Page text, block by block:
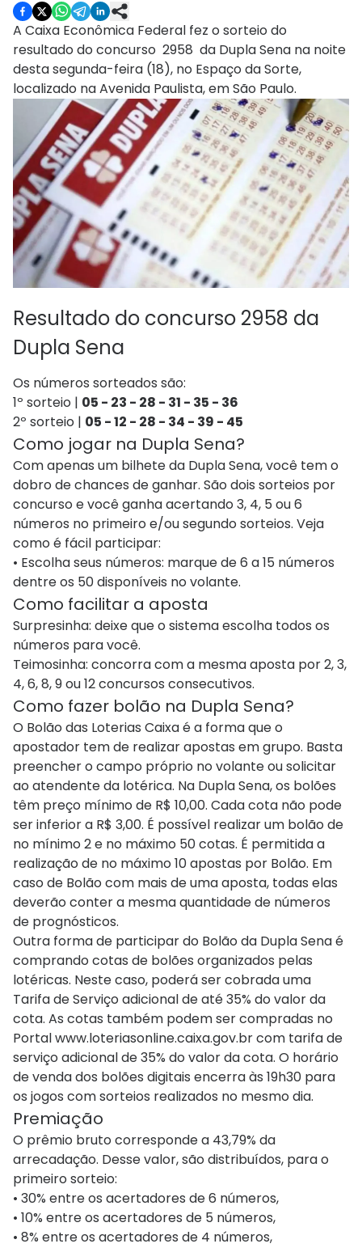
A Caixa Econômica Federal fez o sorteio do
resultado do concurso 2958 da Dupla Sena na noite
desta segunda-feira (18), no Espaço da Sorte,
localizado na Avenida Paulista, em São Paulo.
Resultado do concurso 2958 da
Dupla Sena
Os números sorteados são:
1º sorteio | 05 - 23 - 28 - 31 - 35 - 36
2º sorteio | 05 - 12 - 28 - 34 - 39 - 45
Como jogar na Dupla Sena?
Com apenas um bilhete da Dupla Sena, você tem o
dobro de chances de ganhar. São dois sorteios por
concurso e você ganha acertando 3, 4, 5 ou 6
números no primeiro e/ou segundo sorteios. Veja
como é fácil participar:
• Escolha seus números: marque de 6 a 15 números
dentre os 50 disponíveis no volante.
Como facilitar a aposta
Surpresinha: deixe que o sistema escolha todos os
números para você.
Teimosinha: concorra com a mesma aposta por 2, 3,
4, 6, 8, 9 ou 12 concursos consecutivos.
Como fazer bolão na Dupla Sena?
O Bolão das Loterias Caixa é a forma que o
apostador tem de realizar apostas em grupo. Basta
preencher o campo próprio no volante ou solicitar
ao atendente da lotérica. Na Dupla Sena, os bolões
têm preço mínimo de R$ 10,00. Cada cota não pode
ser inferior a R$ 3,00. É possível realizar um bolão de
no mínimo 2 e no máximo 50 cotas. É permitida a
realização de no máximo 10 apostas por Bolão. Em
caso de Bolão com mais de uma aposta, todas elas
deverão conter a mesma quantidade de números
de prognósticos.
Outra forma de participar do Bolão da Dupla Sena é
comprando cotas de bolões organizados pelas
lotéricas. Neste caso, poderá ser cobrada uma
Tarifa de Serviço adicional de até 35% do valor da
cota. As cotas também podem ser compradas no
Portal www.loteriasonline.caixa.gov.br com tarifa de
serviço adicional de 35% do valor da cota. O horário
de venda dos bolões digitais encerra às 19h30 para
os jogos com sorteios realizados no mesmo dia.
Premiação​​
O prêmio bruto corresponde a 43,79% da
arrecadação. Desse valor, são distribuídos, para o
primeiro sorteio:
• 30% entre os acertadores de 6 números,
• 10% entre os acertadores de 5 números,
• 8% entre os acertadores de 4 números,